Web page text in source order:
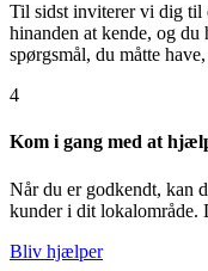
Til sidst inviterer vi dig til
hinanden at kende, og
spørgsmål, du måtte
4
Kom i gang med at
Når du er godkendt, kan
kunder i dit lokalområde.
Bliv hjælper